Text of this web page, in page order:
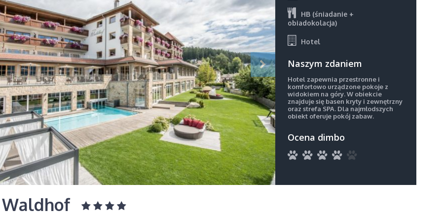
HB (śniadanie +
obiadokolacja)
Hotel
Naszym zdaniem
Hotel zapewnia przestronne i
komfortowo urządzone pokoje z
widokiem na góry. W obiekcie
znajduje się basen kryty i zewnętrzny
oraz strefa SPA. Dla najmłodszych
obiekt oferuje pokój zabaw.
Ocena dimbo